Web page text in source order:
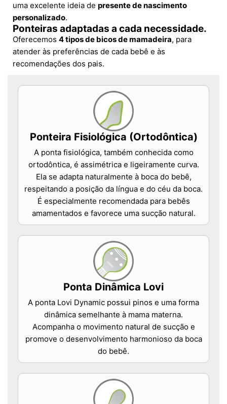
uma excelente ideia de presente de nascimento
personalizado.
Ponteiras adaptadas a cada necessidade.
Oferecemos 4 tipos de bicos de mamadeira, para
atender às preferências de cada bebê e às
recomendações dos pais.
Ponteira Fisiológica (Ortodôntica)
A ponta fisiológica, também conhecida como
ortodôntica, é assimétrica e ligeiramente curva.
Ela se adapta naturalmente à boca do bebê,
respeitando a posição da língua e do céu da boca.
É especialmente recomendada para bebês
amamentados e favorece uma sucção natural.
Ponta Dinâmica Lovi
A ponta Lovi Dynamic possui pinos e uma forma
dinâmica semelhante à mama materna.
Acompanha o movimento natural de sucção e
promove o desenvolvimento harmonioso da boca
do bebê.